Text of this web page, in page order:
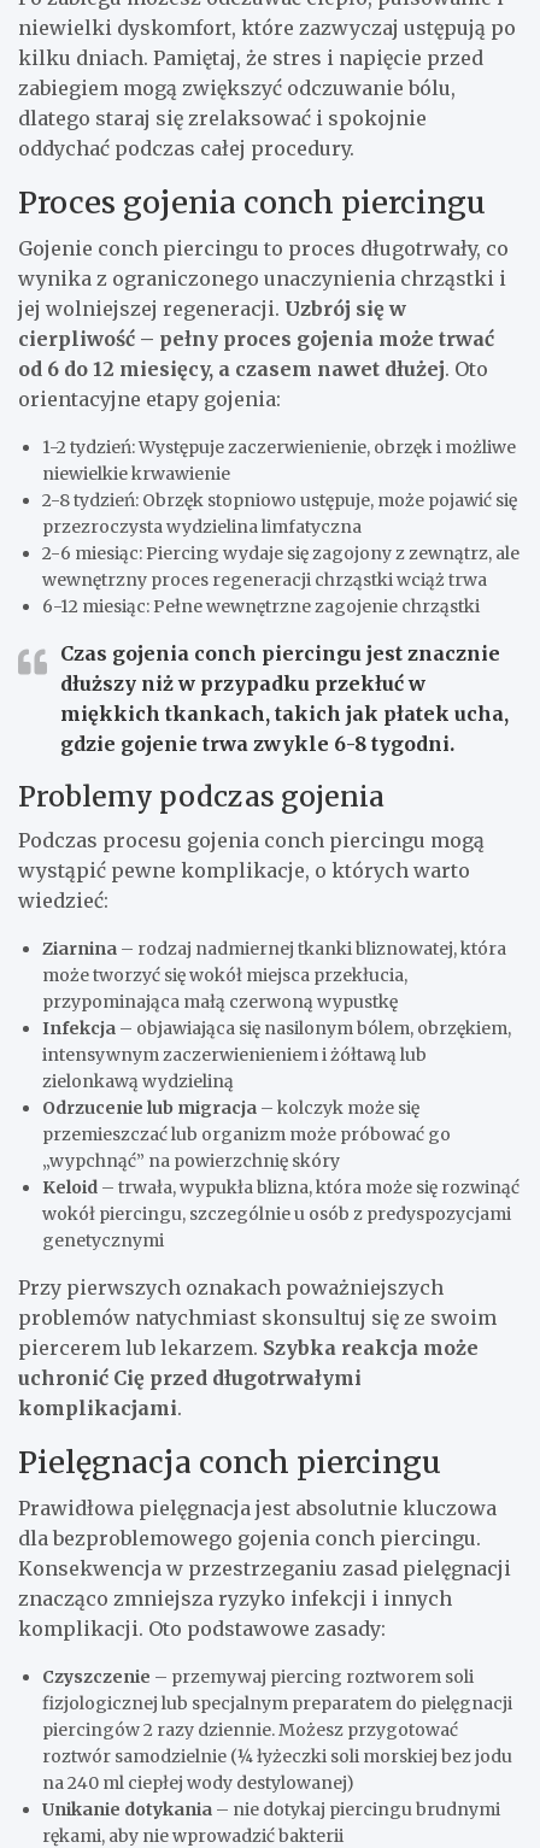
niewielki dyskomfort, które zazwyczaj ustępują po
kilku dniach. Pamiętaj, że stres i napięcie przed
zabiegiem mogą zwiększyć odczuwanie bólu,
dlatego staraj się zrelaksować i spokojnie
oddychać podczas całej procedury.
Proces gojenia conch piercingu
Gojenie conch piercingu to proces długotrwały, co
wynika z ograniczonego unaczynienia chrząstki i
jej wolniejszej regeneracji. Uzbrój się w
cierpliwość – pełny proces gojenia może trwać
od 6 do 12 miesięcy, a czasem nawet dłużej. Oto
orientacyjne etapy gojenia:
1-2 tydzień: Występuje zaczerwienienie, obrzęk i możliwe
niewielkie krwawienie
2-8 tydzień: Obrzęk stopniowo ustępuje, może pojawić się
przezroczysta wydzielina limfatyczna
2-6 miesiąc: Piercing wydaje się zagojony z zewnątrz, ale
wewnętrzny proces regeneracji chrząstki wciąż trwa
6-12 miesiąc: Pełne wewnętrzne zagojenie chrząstki
Czas gojenia conch piercingu jest znacznie
dłuższy niż w przypadku przekłuć w
miękkich tkankach, takich jak płatek ucha,
gdzie gojenie trwa zwykle 6-8 tygodni.
Problemy podczas gojenia
Podczas procesu gojenia conch piercingu mogą
wystąpić pewne komplikacje, o których warto
wiedzieć:
Ziarnina – rodzaj nadmiernej tkanki bliznowatej, która
może tworzyć się wokół miejsca przekłucia,
przypominająca małą czerwoną wypustkę
Infekcja – objawiająca się nasilonym bólem, obrzękiem,
intensywnym zaczerwienieniem i żółtawą lub
zielonkawą wydzieliną
Odrzucenie lub migracja – kolczyk może się
przemieszczać lub organizm może próbować go
„wypchnąć” na powierzchnię skóry
Keloid – trwała, wypukła blizna, która może się rozwinąć
wokół piercingu, szczególnie u osób z predyspozycjami
genetycznymi
Przy pierwszych oznakach poważniejszych
problemów natychmiast skonsultuj się ze swoim
piercerem lub lekarzem. Szybka reakcja może
uchronić Cię przed długotrwałymi
komplikacjami.
Pielęgnacja conch piercingu
Prawidłowa pielęgnacja jest absolutnie kluczowa
dla bezproblemowego gojenia conch piercingu.
Konsekwencja w przestrzeganiu zasad pielęgnacji
znacząco zmniejsza ryzyko infekcji i innych
komplikacji. Oto podstawowe zasady:
Czyszczenie – przemywaj piercing roztworem soli
fizjologicznej lub specjalnym preparatem do pielęgnacji
piercingów 2 razy dziennie. Możesz przygotować
roztwór samodzielnie (¼ łyżeczki soli morskiej bez jodu
na 240 ml ciepłej wody destylowanej)
Unikanie dotykania – nie dotykaj piercingu brudnymi
rękami, aby nie wprowadzić bakterii